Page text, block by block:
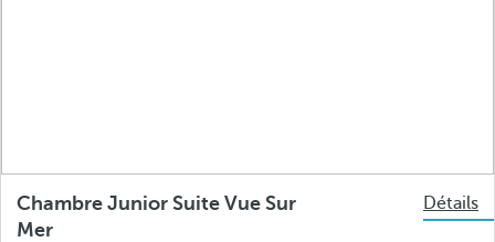
Chambre Junior Suite Vue Sur
Mer
Détails